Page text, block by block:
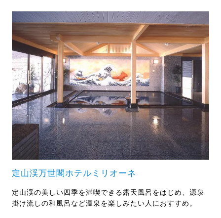
定山渓万世閣ホテルミリオーネ
定山渓の美しい四季を満喫できる露天風呂をはじめ、源泉
掛け流しの和風呂など温泉を楽しみたい人におすすめ。